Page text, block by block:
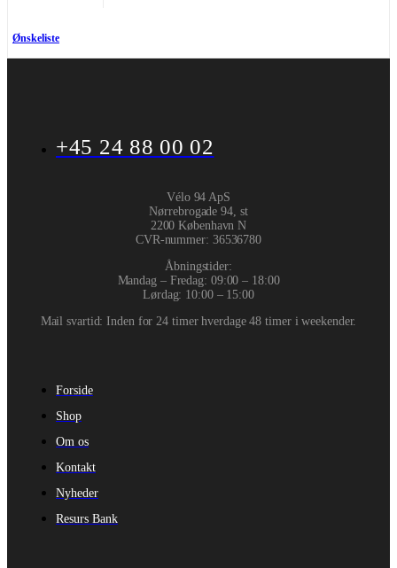
Ønskeliste
+45 24 88 00 02
Vélo 94 ApS
Nørrebrogade 94, st
2200 København N
CVR-nummer: 36536780
Åbningstider:
Mandag – Fredag: 09:00 – 18:00
Lørdag: 10:00 – 15:00
Mail svartid: Inden for 24 timer hverdage 48 timer i weekender.
Forside
Shop
Om os
Kontakt
Nyheder
Resurs Bank